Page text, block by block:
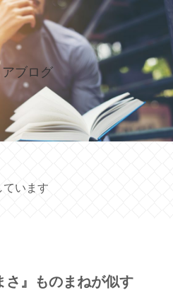
ブログ
ています
さ』ものまねが似す